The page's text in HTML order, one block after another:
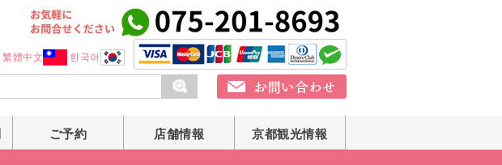
繁體中文 한국어
ご予約 店舗情報 京都観光情報